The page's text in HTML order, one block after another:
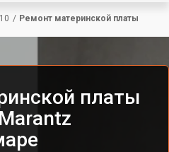
/ Ремонт материнской платы
платы